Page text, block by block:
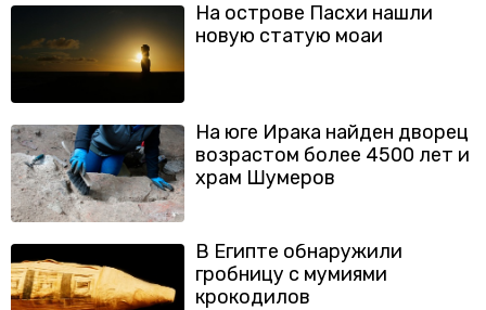
На острове Пасхи нашли
новую статую моаи
На юге Ирака найден дворец
возрастом более 4500 лет и
храм Шумеров
В Египте обнаружили
гробницу с мумиями
крокодилов